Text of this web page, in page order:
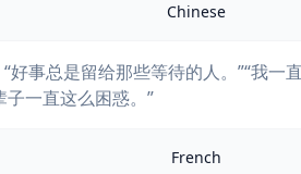
Chinese
好事总是留给那些等待的人。”“我一
子一直这么困惑。”
French